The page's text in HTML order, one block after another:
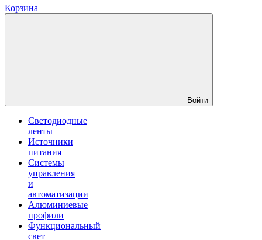
Корзина
Войти
Светодиодные
ленты
Источники
питания
Системы
управления
и
автоматизации
Алюминиевые
профили
Функциональный
свет